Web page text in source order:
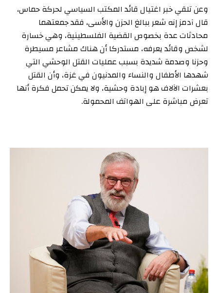
وعن تلقي خبر اغتيال قائد المكتب السياسي لحركة حماس،
قال آدمز إنه شعر ببالغ الحزن والأسى، فقد جمعتهما
محادثات عدة بخصوص القضية الفلسطينية، وهي خسارة
لشخص وقائد يعرفه، مستدركا أن هناك مشاعر مسيطرة
وحزنا وصدمة شديدة بسبب عمليات القتل الوحشي التي
شهدها الأطفال والنساء والمدنيون في غزة، وأن القتل
بعشرات الآلاف هو إبادة وحشية، ولا يمكن تحمل فكرة أنها
تعرض مباشرة على الهواتف المحمولة.